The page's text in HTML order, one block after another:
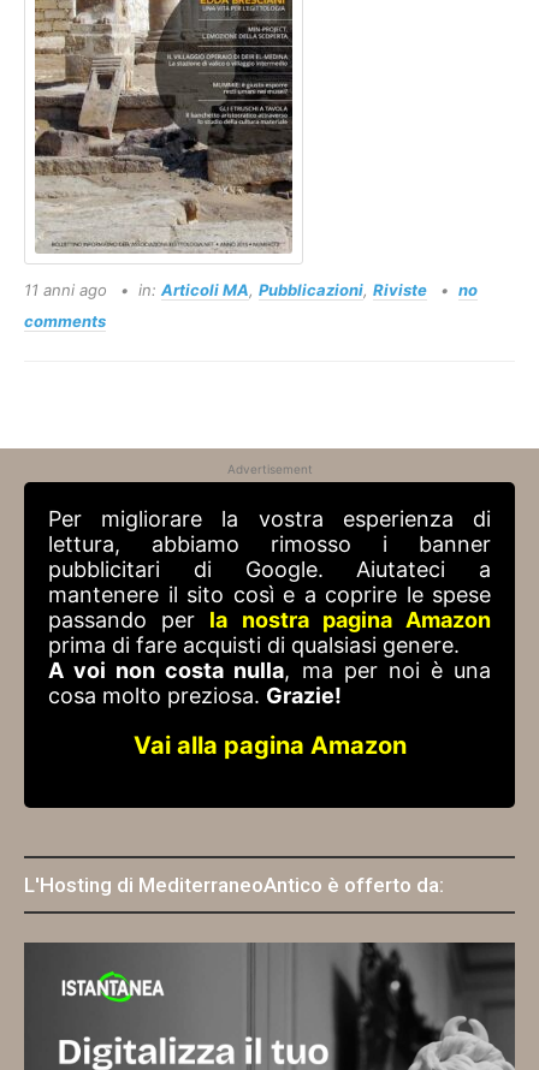
11 anni ago in: Articoli MA, Pubblicazioni, Riviste
no
comments
Advertisement
Per migliorare la vostra esperienza di
lettura, abbiamo rimosso i banner
pubblicitari di Google. Aiutateci a
mantenere il sito così e a coprire le spese
passando per la nostra pagina Amazon
prima di fare acquisti di qualsiasi genere.
A voi non costa nulla, ma per noi è una
cosa molto preziosa. Grazie!
Vai alla pagina Amazon
L'Hosting di MediterraneoAntico è offerto da: